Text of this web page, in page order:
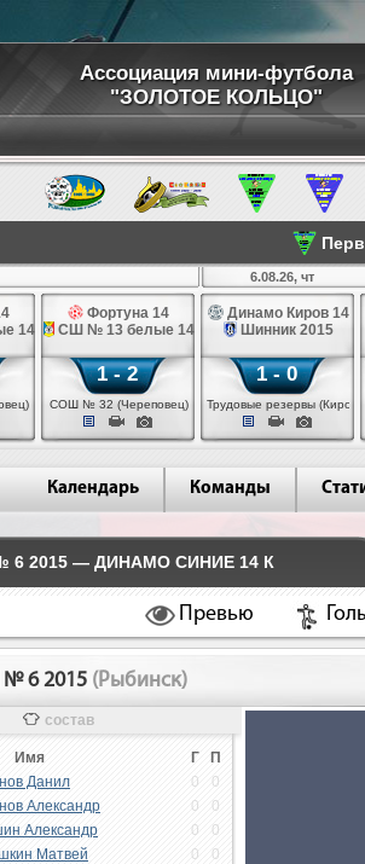
Ассоциация мини-футбола
"ЗОЛОТОЕ КОЛЬЦО"
14
Фортуна 14
СШ № 13 белые 14
1 - 2
СОШ № 32 (Череповец)
6.08.26, чт
Динамо Киров 14
Шинник 2015
1 - 0
Трудовые резервы (Киров)
Календарь Команды
2015 — ДИНАМО СИНИЕ 14 К
Превью
6 2015 (Рыбинск)
состав
Имя Г П
Данил 0 0
Александр 0 0
Александр 0 0
Матвей 0 0